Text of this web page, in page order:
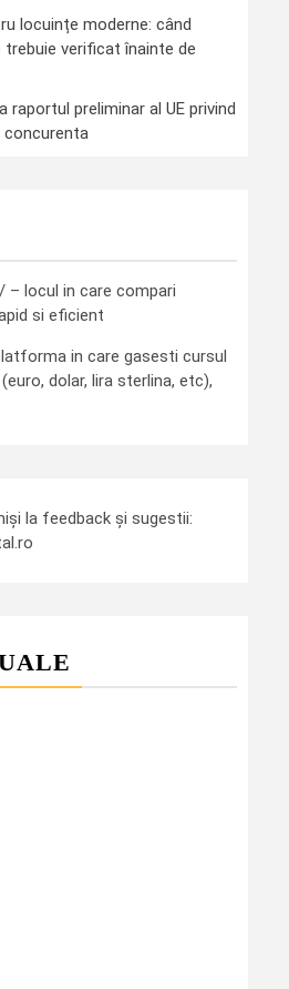
locuințe moderne: când
verificat înainte de
raportul preliminar al UE privind
concurenta
locul in care compari
si eficient
in care gasesti cursul
dolar, lira sterlina, etc),
la feedback și sugestii: